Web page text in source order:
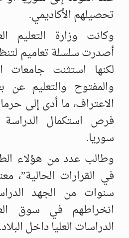
تحصيلهم الأكاديمي.
وكانت وزارة التعليم
أصدرت سلسلة تعاميم
لكنها استثنت جامعات
والمفتوح والتعليم
الاعتراف، ما أدى إلى
فرص استكمال
سوريا.
وطالب عدد من هؤلاء
في القرارات الحالية”،
سنوات من الجهد
انخراطهم في سوق
الدراسات العليا داخل البلاد.